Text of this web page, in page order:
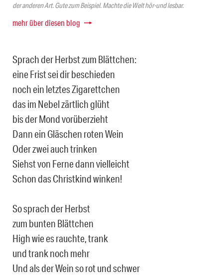
der anderen Art. Gute zum Beispiel. Machte die Welt hör-und lesbar.
mehr über diesen blog
Sprach der Herbst zum Blättchen:
eine Frist sei dir beschieden
noch ein letztes Zigarettchen
das im Nebel zärtlich glüht
bis der Mond vorüberzieht
Dann ein Gläschen roten Wein
Oder zwei auch trinken
Siehst von Ferne dann vielleicht
Schon das Christkind winken!
So sprach der Herbst
zum bunten Blättchen
High wie es rauchte, trank
und trank noch mehr
Und als der Wein so rot und schwer